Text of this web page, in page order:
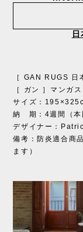
［ GAN RUGS 日
［ ガン ］マンガ
サイズ：
納 期：4週間（本
デザイナー：
備考：防炎適合商
ます）